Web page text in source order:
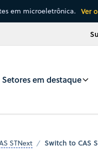
em microeletrônica. Ver
Setores em destaque
STNext Switch to CAS